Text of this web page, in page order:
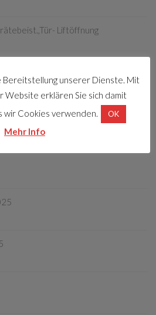
Liftöffnung
unserer Dienste. Mit
Website erklären Sie sich damit
wir Cookies verwenden.
OK
Mehr Info